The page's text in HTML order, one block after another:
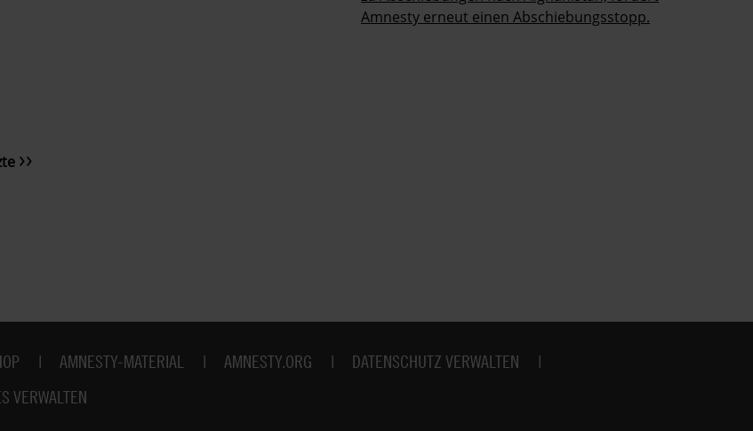
Amnesty erneut einen Abschiebungsstopp.
AMNESTY-MATERIAL AMNESTY.ORG
DATENSCHUTZ VERWALTEN
VERWALTEN